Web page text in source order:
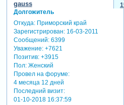
gauss
Долгожитель
Откуда:Приморский край
Зарегистрирован: 16-03-2011
Сообщений:6399
Уважение: +7621
Позитив: +3915
Пол:Женский
Провел на форуме:
4 месяца 12 дней
Последний визит:
01-10-2018 16:37:59